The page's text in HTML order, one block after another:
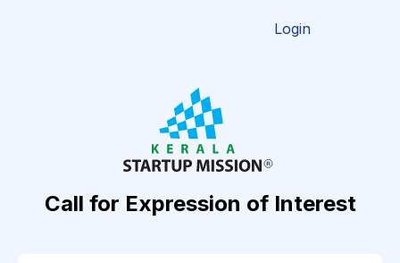
Login
Call for Expression of Interest